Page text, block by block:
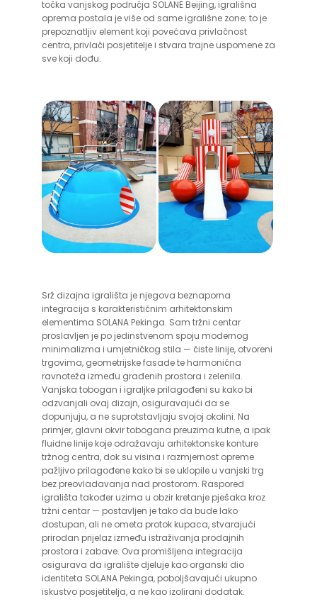
točka vanjskog područja SOLANE Beijing, igrališna
oprema postala je više od same igrališne zone; to je
prepoznatljiv element koji povećava privlačnost
centra, privlači posjetitelje i stvara trajne uspomene za
sve koji dođu.
Srž dizajna igrališta je njegova beznaporna
integracija s karakterističnim arhitektonskim
elementima SOLANA Pekinga. Sam tržni centar
proslavljen je po jedinstvenom spoju modernog
minimalizma i umjetničkog stila — čiste linije, otvoreni
trgovima, geometrijske fasade te harmonična
ravnoteža između građenih prostora i zelenila.
Vanjska tobogan i igraljke prilagođeni su kako bi
odzvanjali ovaj dizajn, osiguravajući da se
dopunjuju, a ne suprotstavljaju svojoj okolini. Na
primjer, glavni okvir tobogana preuzima kutne, a ipak
fluidne linije koje odražavaju arhitektonske konture
tržnog centra, dok su visina i razmjernost opreme
pažljivo prilagođene kako bi se uklopile u vanjski trg
bez preovladavanja nad prostorom. Raspored
igrališta također uzima u obzir kretanje pješaka kroz
tržni centar — postavljen je tako da bude lako
dostupan, ali ne ometa protok kupaca, stvarajući
prirodan prijelaz između istraživanja prodajnih
prostora i zabave. Ova promišljena integracija
osigurava da igralište djeluje kao organski dio
identiteta SOLANA Pekinga, poboljšavajući ukupno
iskustvo posjetitelja, a ne kao izolirani dodatak.